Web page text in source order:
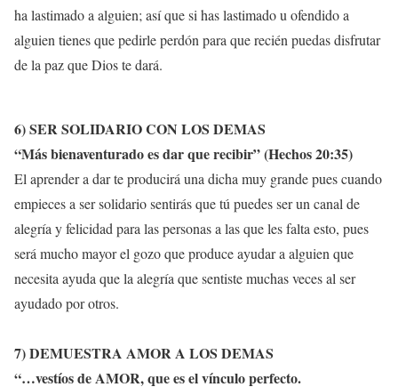
ha lastimado a alguien; así que si has lastimado u ofendido a
alguien tienes que pedirle perdón para que recién puedas disfrutar
de la paz que Dios te dará.
6)SER SOLIDARIO CON LOS DEMAS
“Más bienaventurado es dar que recibir” (Hechos 20:35)
El aprender a dar te producirá una dicha muy grande pues cuando
empieces a ser solidario sentirás que tú puedes ser un canal de
alegría y felicidad para las personas a las que les falta esto, pues
será mucho mayor el gozo que produce ayudar a alguien que
necesita ayuda que la alegría que sentiste muchas veces al ser
ayudado por otros.
7) DEMUESTRA AMOR A LOS DEMAS
“…vestíos deAMOR, que es el vínculo perfecto.